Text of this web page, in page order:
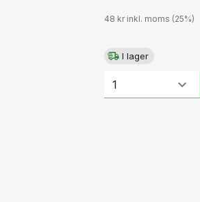
48 kr inkl. moms (25%)
I lager